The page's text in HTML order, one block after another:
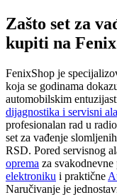
Zašto set za
kupiti na
FenixShop je
koja se godinama
automobilskim
dijagnostika i servisni
profesionalan rad u
set za vađenje
RSD. Pored servisnog
oprema za
elektroniku i praktične
Naručivanje je